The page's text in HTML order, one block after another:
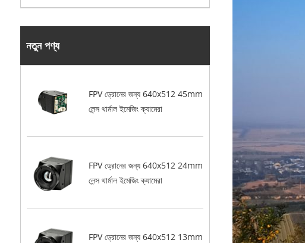
নতুন পণ্য
FPV ড্রোনের জন্য 640x512 45mm
লেন্স থার্মাল ইমেজিং ক্যামেরা
FPV ড্রোনের জন্য 640x512 24mm
লেন্স থার্মাল ইমেজিং ক্যামেরা
FPV ড্রোনের জন্য 640x512 13mm